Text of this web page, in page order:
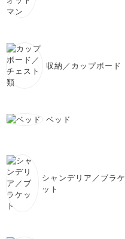
収納／カップボード
ベッド
シャンデリア／ブラケ
ット